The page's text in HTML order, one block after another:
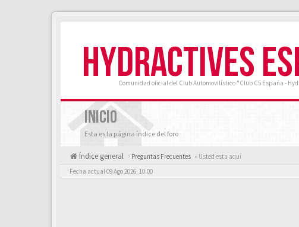
HYDRACTIVES
Comunidad oficial del Club Automovilístico "Club C5 España -
INICIO
Esta es la página índice del foro
Índice general Preguntas Frecuentes « Usted esta aquí
Fecha actual 09 Ago 2026, 10:00